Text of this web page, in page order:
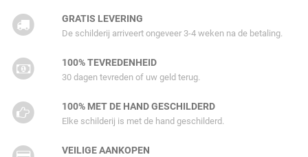
GRATIS LEVERING
De schilderij arriveert ongeveer 3-4 weken na de betaling.
100% TEVREDENHEID
30 dagen tevreden of uw geld terug.
100% MET DE HAND GESCHILDERD
Elke schilderij is met de hand geschilderd.
VEILIGE AANKOPEN